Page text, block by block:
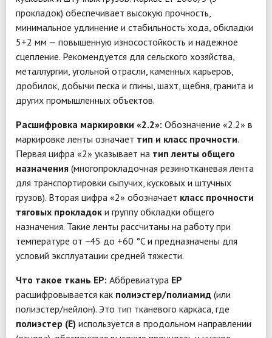
прокладок) обеспечивает высокую прочность,
минимальное удлинение и стабильность хода, обкладки
5+2 мм — повышенную износостойкость и надежное
сцепление. Рекомендуется для сельского хозяйства,
металлургии, угольной отрасли, каменных карьеров,
дробилок, добычи песка и глины, шахт, щебня, гранита и
других промышленных объектов.
Расшифровка маркировки «2.2»: Обозначение «2.2» в
маркировке ленты означает тип и класс прочности.
Первая цифра «2» указывает на тип ленты общего
назначения (многопрокладочная резинотканевая лента
для транспортировки сыпучих, кусковых и штучных
грузов). Вторая цифра «2» обозначает класс прочности
тяговых прокладок и группу обкладки общего
назначения. Такие ленты рассчитаны на работу при
температуре от −45 до +60 °C и предназначены для
условий эксплуатации средней тяжести.
Что такое ткань EP: Аббревиатура EP
расшифровывается как полиэстер/полиамид (или
полиэстер/нейлон). Это тип тканевого каркаса, где
полиэстер (E) используется в продольном направлении